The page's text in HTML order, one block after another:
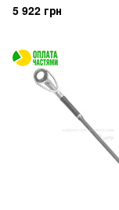
5 922 грн